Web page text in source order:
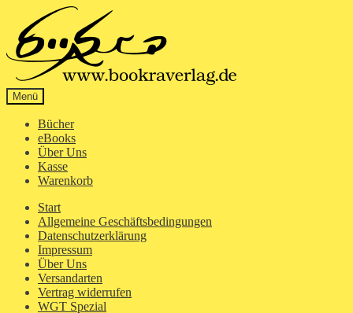
Navigation
springen
Inhalt
springen
Menü
Bücher
eBooks
Über Uns
Kasse
Warenkorb
Start
Allgemeine Geschäftsbedingungen
Datenschutzerklärung
Impressum
Über Uns
Versandarten
Vertrag widerrufen
WGT Spezial